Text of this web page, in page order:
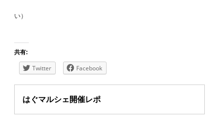
い）
共有:
Twitter Facebook
はぐマルシェ開催レポ